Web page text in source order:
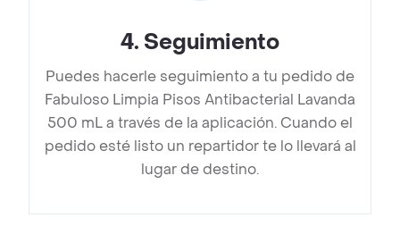
4. Seguimiento
Puedes hacerle seguimiento a tu pedido de
Fabuloso Limpia Pisos Antibacterial Lavanda
500 mL a través de la aplicación. Cuando el
pedido esté listo un repartidor te lo llevará al
lugar de destino.